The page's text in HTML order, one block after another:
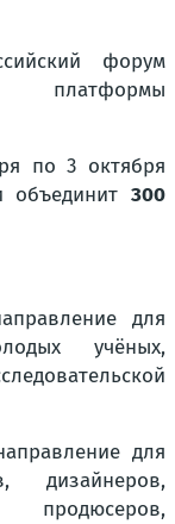
форум
платформы
по 3 октября
объединит 300
для
учёных,
для
дизайнеров,
продюсеров,